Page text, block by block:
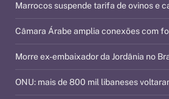
Marrocos suspende tarifa de ovinos e
Câmara Árabe amplia conexões com
Morre ex-embaixador da Jordânia no
ONU: mais de 800 mil libaneses